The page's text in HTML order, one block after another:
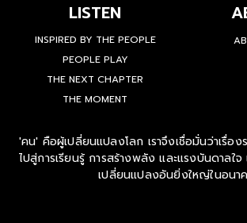
LISTEN
INSPIRED BY THE PEOPLE
PEOPLE PLAY
THE NEXT CHAPTER
THE MOMENT
'คน' คือผู้เปลี่ยนแปลงโลก เราจึงเชื่อมั่นว่าเรื่อ
ไปสู่การเรียนรู้ การสร้างพลัง และแรงบันดาลใ
เปลี่ยนแปลงอันยิ่งใหญ่ในอนา